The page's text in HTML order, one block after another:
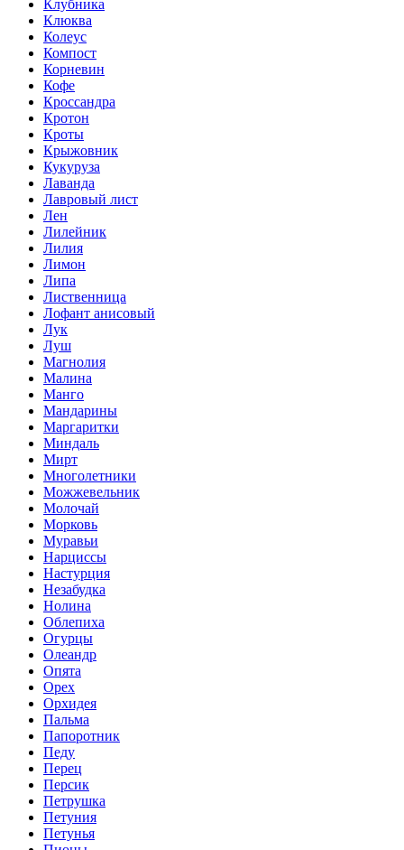
Клубника
Клюква
Колеус
Компост
Корневин
Кофе
Кроссандра
Кротон
Кроты
Крыжовник
Кукуруза
Лаванда
Лавровый лист
Лен
Лилейник
Лилия
Лимон
Липа
Лиственница
Лофант анисовый
Лук
Луш
Магнолия
Малина
Манго
Мандарины
Маргаритки
Миндаль
Мирт
Многолетники
Можжевельник
Молочай
Морковь
Муравьи
Нарциссы
Настурция
Незабудка
Нолина
Облепиха
Огурцы
Олеандр
Опята
Орех
Орхидея
Пальма
Папоротник
Педу
Перец
Персик
Петрушка
Петуния
Петунья